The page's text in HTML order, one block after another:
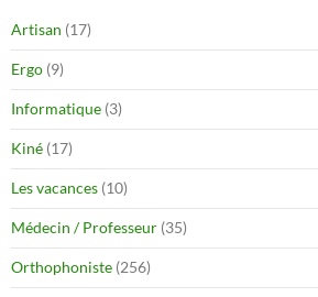
Artisan (17)
Ergo (9)
Informatique (3)
Kiné (17)
Les vacances (10)
Médecin / Professeur (35)
Orthophoniste (256)